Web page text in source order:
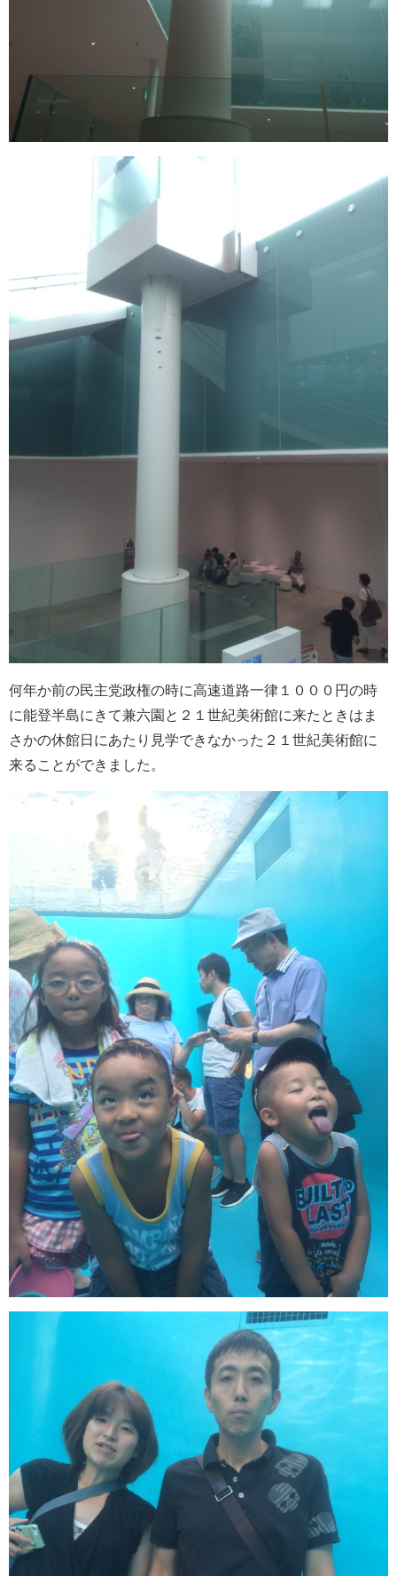
何年か前の民主党政権の時に高速道路一律１０００円の時
に能登半島にきて兼六園と２１世紀美術館に来たときはま
さかの休館日にあたり見学できなかった２１世紀美術館に
来ることができました。